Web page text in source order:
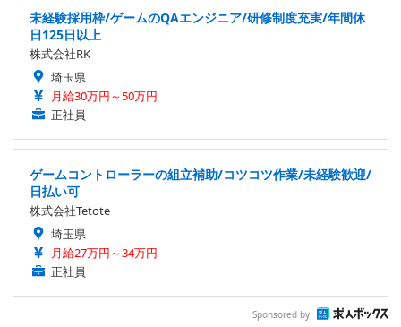
未経験採用枠/ゲームのQAエンジニア/研修制度充実/年間休
日125日以上
株式会社RK
埼玉県
月給30万円～50万円
正社員
ゲームコントローラーの組立補助/コツコツ作業/未経験歓迎/
日払い可
株式会社Tetote
埼玉県
月給27万円～34万円
正社員
Sponsored by